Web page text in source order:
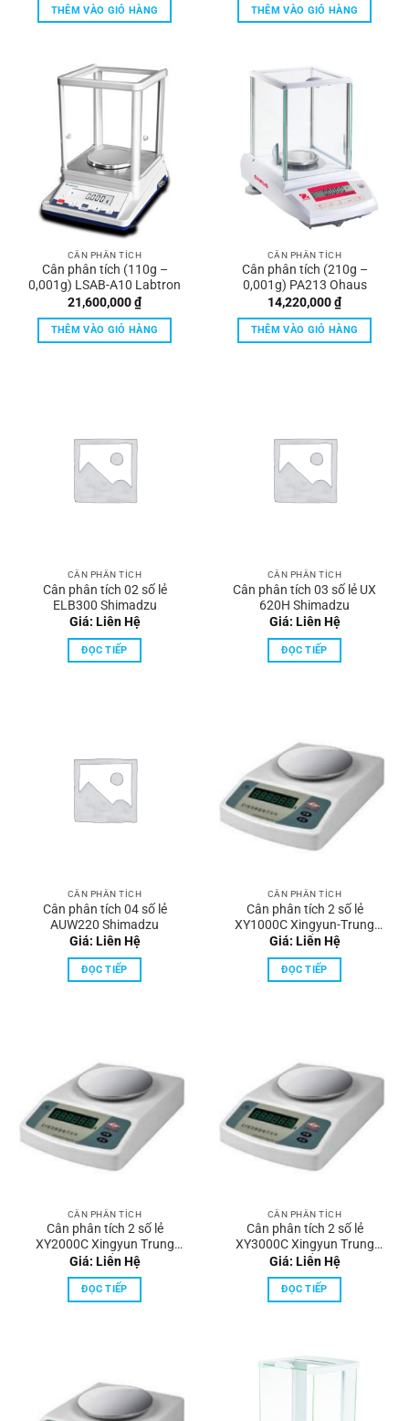
THÊM VÀO GIỎ HÀNG THÊM VÀO GIỎ HÀNG
CÂN PHÂN TÍCH
Cân phân tích (110g –
0,001g) LSAB-A10 Labtron
21,600,000₫
THÊM VÀO GIỎ HÀNG
CÂN PHÂN TÍCH
Cân phân tích (210g –
0,001g) PA213 Ohaus
14,220,000₫
THÊM VÀO GIỎ HÀNG
CÂN PHÂN TÍCH
Cân phân tích 02 số lẻ
ELB300 Shimadzu
Giá: Liên Hệ
ĐỌC TIẾP
CÂN PHÂN TÍCH
Cân phân tích 03 số lẻ UX
620H Shimadzu
Giá: Liên Hệ
ĐỌC TIẾP
CÂN PHÂN TÍCH
Cân phân tích 04 số lẻ
AUW220 Shimadzu
Giá: Liên Hệ
ĐỌC TIẾP
CÂN PHÂN TÍCH
Cân phân tích 2 số lẻ
XY1000C Xingyun-Trung
Quốc
Giá: Liên Hệ
ĐỌC TIẾP
CÂN PHÂN TÍCH
Cân phân tích 2 số lẻ
XY2000C Xingyun Trung
Quốc
Giá: Liên Hệ
ĐỌC TIẾP
CÂN PHÂN TÍCH
Cân phân tích 2 số lẻ
XY3000C Xingyun Trung
Quốc
Giá: Liên Hệ
ĐỌC TIẾP